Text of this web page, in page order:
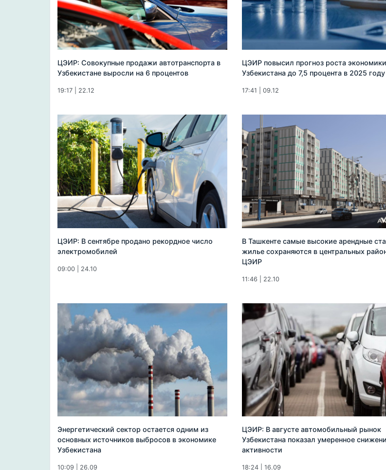
ЦЭИР: Совокупные продажи автотранспорта в
Узбекистане выросли на 6 процентов
19:17 | 22.12
ЦЭИР повысил прогноз роста экономики
Узбекистана до 7,5 процента в 2025 году
17:41 | 09.12
ЦЭИР: В сентябре продано рекордное число
электромобилей
09:00 | 24.10
В Ташкенте самые высокие арендные
жилье сохраняются в центральных
ЦЭИР
11:46 | 22.10
Энергетический сектор остается одним из
основных источников выбросов в экономике
Узбекистана
10:09 | 26.09
ЦЭИР: В августе автомобильный рынок
Узбекистана показал умеренное
активности
18:24 | 16.09